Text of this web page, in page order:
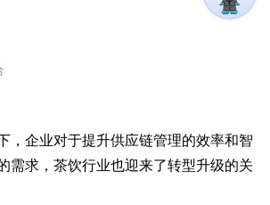
，企业对于提升供应链管理的效率和智
需求，茶饮行业也迎来了转型升级的关